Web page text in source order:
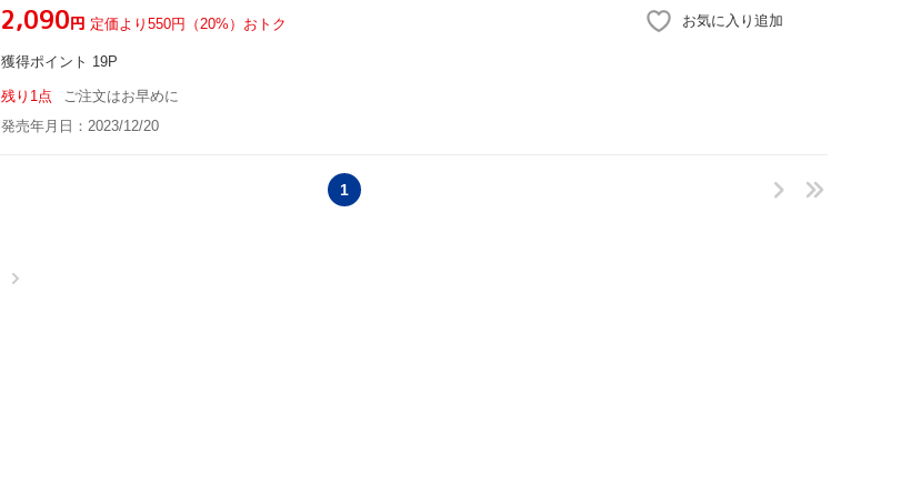
¥2,090円 定価より550円（20%）おトク
獲得ポイント 19P
残り1点
ご注文はお早めに
発売年月日：2023/12/20
お気に入り追加
1